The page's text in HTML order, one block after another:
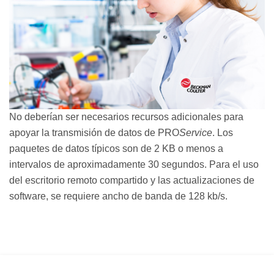
No deberían ser necesarios recursos adicionales para
apoyar la transmisión de datos de PROService. Los
paquetes de datos típicos son de 2 KB o menos a
intervalos de aproximadamente 30 segundos. Para el uso
del escritorio remoto compartido y las actualizaciones de
software, se requiere ancho de banda de 128 kb/s.